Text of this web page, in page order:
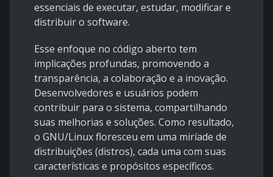
essenciais de executar, estudar, modificar e
distribuir o software.
Esse enfoque no código aberto tem
implicações profundas, promovendo a
transparência, a colaboração e a inovação.
Desenvolvedores e usuários podem
contribuir para o sistema, compartilhando
suas melhorias e soluções. Como resultado,
o GNU/Linux floresceu em uma miríade de
distribuições (distros), cada uma com suas
características e propósitos específicos.